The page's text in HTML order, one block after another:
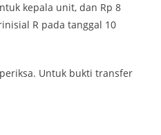
kepala unit, dan Rp 8
R pada tanggal 10
Untuk bukti transfer